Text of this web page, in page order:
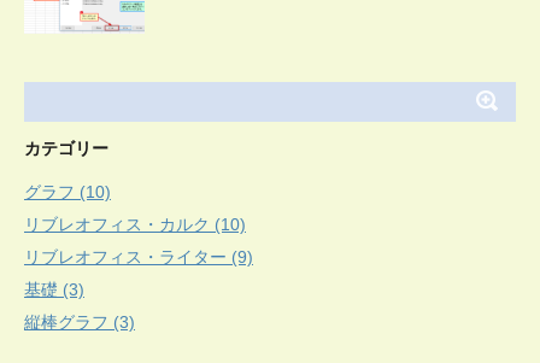
カテゴリー
グラフ (10)
リブレオフィス・カルク (10)
リブレオフィス・ライター (9)
基礎 (3)
縦棒グラフ (3)